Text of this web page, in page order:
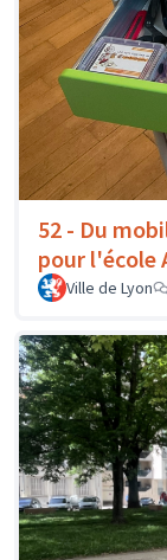
52 - Du
pour l'école
Ville de Lyon